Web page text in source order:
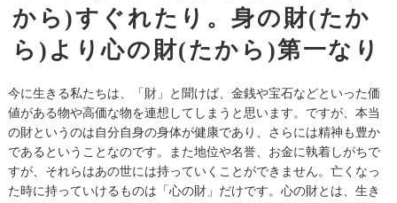
から)すぐれたり。身の財(たか
ら)より心の財(たから)第一なり
今に生きる私たちは、「財」と聞けば、金銭や宝石などといった価
値がある物や高価な物を連想してしまうと思います。ですが、本当
の財というのは自分自身の身体が健康であり、さらには精神も豊か
であるということなのです。また地位や名誉、お金に執着しがちで
すが、それらはあの世には持っていくことができません。亡くなっ
た時に持っていけるものは「心の財」だけです。心の財とは、生き